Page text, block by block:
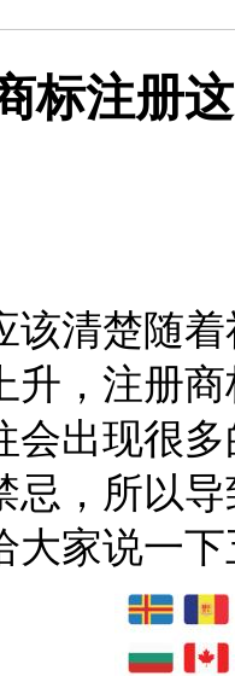
标注册
楚随着
升，注册
会出现很
忌，所以
大家说一